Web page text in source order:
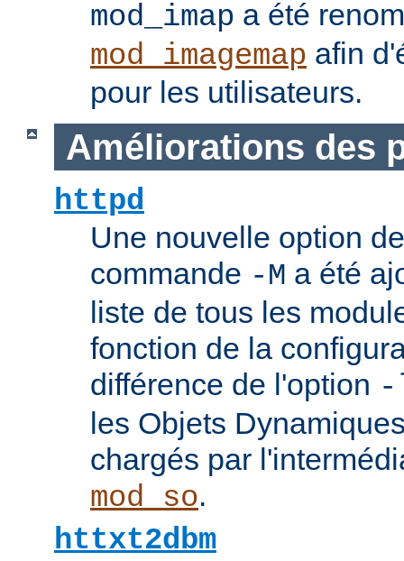
mod_imap a été
mod_imagemap afin
pour les utilisateurs.
Améliorations des
httpd
Une nouvelle option
commande -M a été
liste de tous les
fonction de la
différence de l'option
les Objets
chargés par
mod_so.
httxt2dbm